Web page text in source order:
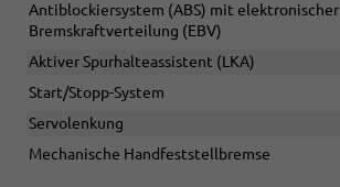
Antiblockiersystem (ABS) mit elektronischer
Bremskraftverteilung (EBV)
Aktiver Spurhalteassistent (LKA)
Start/Stopp-System
Servolenkung
Mechanische Handfeststellbremse